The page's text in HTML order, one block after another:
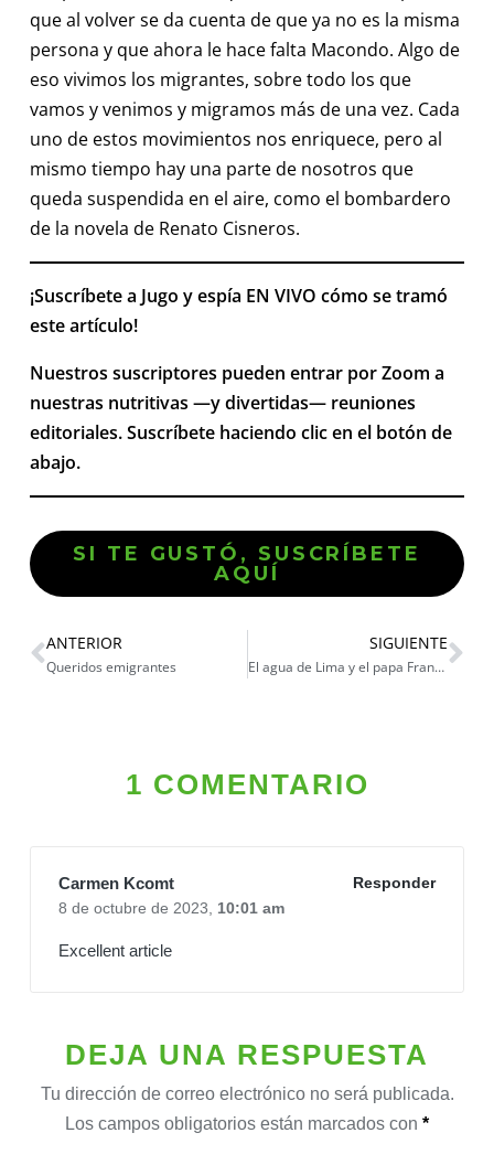
que al volver se da cuenta de que ya no es la misma
persona y que ahora le hace falta Macondo. Algo de
eso vivimos los migrantes, sobre todo los que
vamos y venimos y migramos más de una vez. Cada
uno de estos movimientos nos enriquece, pero al
mismo tiempo hay una parte de nosotros que
queda suspendida en el aire, como el bombardero
de la novela de Renato Cisneros.
¡Suscríbete a Jugo y espía EN VIVO cómo se tramó
este artículo!
Nuestros suscriptores pueden entrar por Zoom a
nuestras nutritivas —y divertidas— reuniones
editoriales. Suscríbete haciendo clic en el botón de
abajo.
SI TE GUSTÓ, SUSCRÍBETE
AQUÍ
ANTERIOR
Queridos emigrantes
SIGUIENTE
El agua de Lima y el papa Francisco
1 COMENTARIO
Carmen Kcomt
Responder
8 de octubre de 2023, 10:01 am
Excellent article
DEJA UNA RESPUESTA
Tu dirección de correo electrónico no será publicada.
Los campos obligatorios están marcados con *